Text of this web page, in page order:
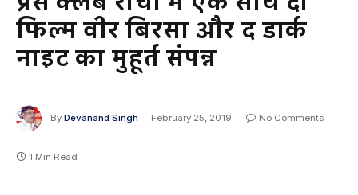
फिल्म वीर बिरसा और द डार्क
नाइट का मुहूर्त संपन्न
By Devanand Singh February 25, 2019 No Comments
1 Min Read